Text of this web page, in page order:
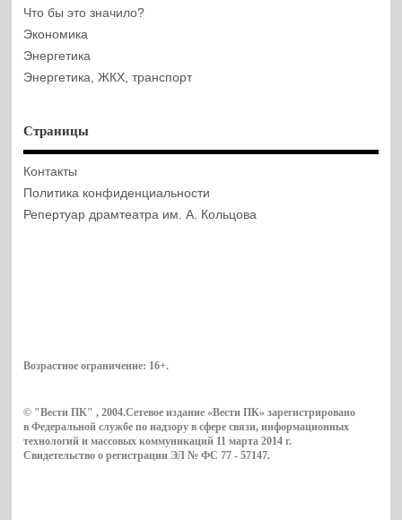
Что бы это значило?
Экономика
Энергетика
Энергетика, ЖКХ, транспорт
Страницы
Контакты
Политика конфиденциальности
Репертуар драмтеатра им. А. Кольцова
Возрастное ограничение: 16+.
© "Вести ПК" , 2004.Сетевое издание «Вести ПК» зарегистрировано
в Федеральной службе по надзору в сфере связи, информационных
технологий и массовых коммуникаций 11 марта 2014 г.
Свидетельство о регистрации ЭЛ № ФС 77 - 57147.